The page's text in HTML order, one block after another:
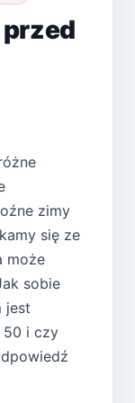
zimy
się ze
może
sobie
jest
50 i czy